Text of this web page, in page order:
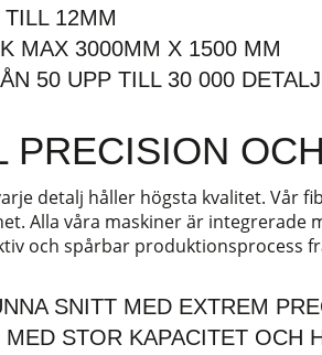
12MM
MAX 3000MM X 1500 MM
50 UPP TILL 30 000
PRECISION
detalj håller högsta kvalitet. Vår
Alla våra maskiner är integrerade
och spårbar produktionsprocess
SNITT MED EXTREM
MED STOR KAPACITET OCH